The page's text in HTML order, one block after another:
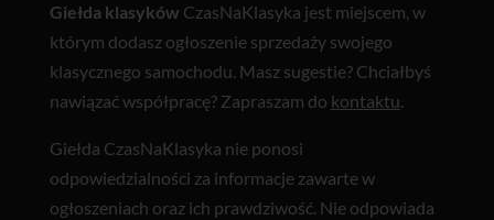
Giełda klasyków CzasNaKlasyka jest miejscem, w
którym dodasz ogłoszenie sprzedaży swojego
klasycznego samochodu. Masz sugestie? Chciałbyś
nawiązać współpracę? Zapraszam do kontaktu.
Giełda CzasNaKlasyka nie ponosi
odpowiedzialności za informacje zawarte w
ogłoszeniach oraz ich prawdziwość. Nie odpowiada